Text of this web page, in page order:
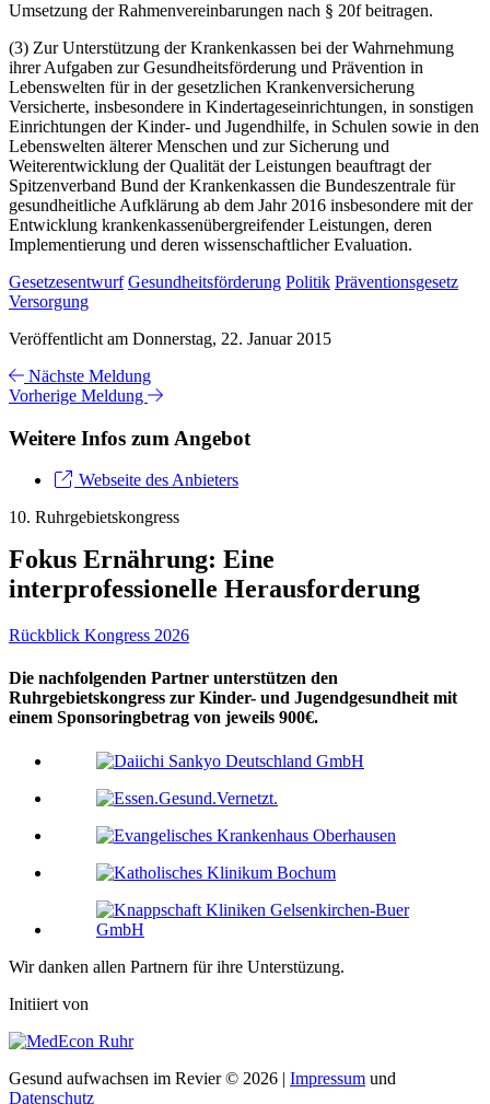
Umsetzung der Rahmenvereinbarungen nach § 20f beitragen.
(3) Zur Unterstützung der Krankenkassen bei der Wahrnehmung
ihrer Aufgaben zur Gesundheitsförderung und Prävention in
Lebenswelten für in der gesetzlichen Krankenversicherung
Versicherte, insbesondere in Kindertageseinrichtungen, in sonstigen
Einrichtungen der Kinder- und Jugendhilfe, in Schulen sowie in den
Lebenswelten älterer Menschen und zur Sicherung und
Weiterentwicklung der Qualität der Leistungen beauftragt der
Spitzenverband Bund der Krankenkassen die Bundeszentrale für
gesundheitliche Aufklärung ab dem Jahr 2016 insbesondere mit der
Entwicklung krankenkassenübergreifender Leistungen, deren
Implementierung und deren wissenschaftlicher Evaluation.
Gesetzesentwurf Gesundheitsförderung Politik Präventionsgesetz
Versorgung
Veröffentlicht am Donnerstag, 22. Januar 2015
Nächste Meldung
Vorherige Meldung
Weitere Infos zum Angebot
Webseite des Anbieters
10. Ruhrgebietskongress
Fokus Ernährung: Eine
interprofessionelle Herausforderung
Rückblick Kongress 2026
Die nachfolgenden Partner unterstützen den
Ruhrgebietskongress zur Kinder- und Jugendgesundheit mit
einem Sponsoringbetrag von jeweils 900€.
Wir danken allen Partnern für ihre Unterstüzung.
Initiiert von
Gesund aufwachsen im Revier © 2026 | Impressum und
Datenschutz